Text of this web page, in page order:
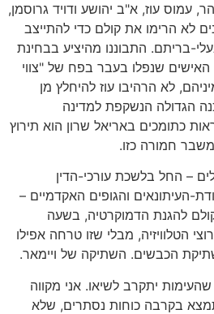
עמוס עוז, א"ב יהושע ודויד גרוסמן,
לא הרימו את קולם כדי להתייצב
בריתם. התבוננו מהיציע בבחינת
האישים שנפלו בעבר בפח של "צווי
לא הרהיבו עוז להיחלץ מן
הגדולה הנשקפת למדינה
כתומכים באריאל שרון הוא תירוץ
חמורה כזו.
– החל בלשכת עורכי-הדין
העיתונאים והגופים האקדמיים –
להגנת הדמוקרטיה, בשעה
הטלוויזיה, מבלי שזו טרחה אפילו
הכבשים. השתיקה של ויימאר.
יתקרב לשיאו. אני מקווה
בקרבה כוחות נסתרים, שלא